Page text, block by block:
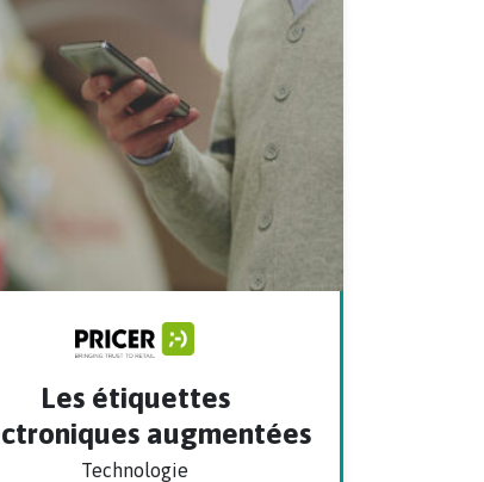
Les étiquettes
augmentées
Technologie